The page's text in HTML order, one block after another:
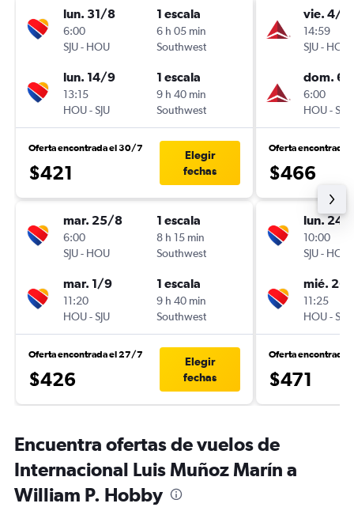
lun. 31/8
6:00
SJU- HOU
1 escala
6 h 05 min
Southwest
lun. 14/9
13:15
HOU-SJU
1 escala
9 h 40 min
Southwest
Oferta encontrada el 30/7
$421
Elegir
fechas
mar. 25/8
6:00
SJU- HOU
1 escala
8 h 15 min
Southwest
mar. 1/9
11:20
HOU-SJU
1 escala
9 h 40 min
Southwest
Oferta encontrada el 27/7
$426
Elegir
fechas
vie. 4/9
14:59
SJU- HOU
dom. 6/
6:00
HOU-SJU
Oferta encontrada
$466
lun. 24/
10:00
SJU- HOU
mié.
11:25
HOU-SJU
Oferta encontrada
$471
Encuentra ofertas de vuelos de
Internacional Luis Muñoz Marín a
William P. Hobby